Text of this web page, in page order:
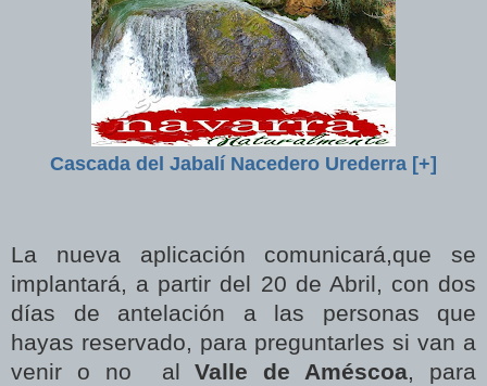
Cascada del Jabalí Nacedero Urederra [+]
La nueva aplicación comunicará,que se
implantará, a partir del 20 de Abril, con dos
días de antelación a las personas que
hayas reservado, para preguntarles si van a
venir o no al Valle de Améscoa, para